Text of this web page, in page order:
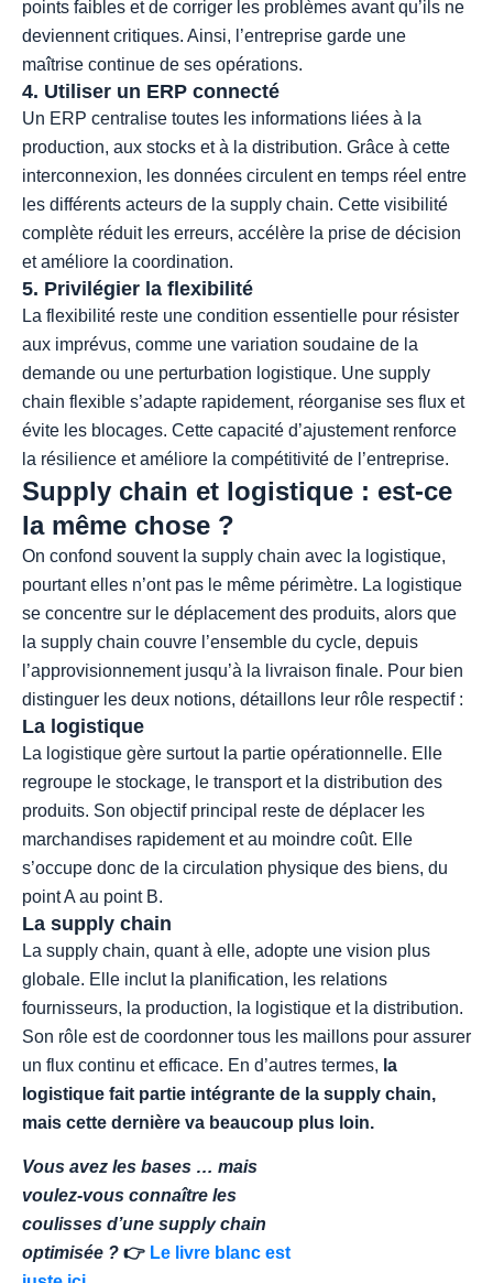
points faibles et de corriger les problèmes avant qu’ils ne
deviennent critiques. Ainsi, l’entreprise garde une
maîtrise continue de ses opérations.
4. Utiliser un ERP connecté
Un ERP centralise toutes les informations liées à la
production, aux stocks et à la distribution. Grâce à cette
interconnexion, les données circulent en temps réel entre
les différents acteurs de la supply chain. Cette visibilité
complète réduit les erreurs, accélère la prise de décision
et améliore la coordination.
5. Privilégier la flexibilité
La flexibilité reste une condition essentielle pour résister
aux imprévus, comme une variation soudaine de la
demande ou une perturbation logistique. Une supply
chain flexible s’adapte rapidement, réorganise ses flux et
évite les blocages. Cette capacité d’ajustement renforce
la résilience et améliore la compétitivité de l’entreprise.
Supply chain et logistique : est-ce
la même chose ?
On confond souvent la supply chain avec la logistique,
pourtant elles n’ont pas le même périmètre. La logistique
se concentre sur le déplacement des produits, alors que
la supply chain couvre l’ensemble du cycle, depuis
l’approvisionnement jusqu’à la livraison finale. Pour bien
distinguer les deux notions, détaillons leur rôle respectif :
La logistique
La logistique gère surtout la partie opérationnelle. Elle
regroupe le stockage, le transport et la distribution des
produits. Son objectif principal reste de déplacer les
marchandises rapidement et au moindre coût. Elle
s’occupe donc de la circulation physique des biens, du
point A au point B.
La supply chain
La supply chain, quant à elle, adopte une vision plus
globale. Elle inclut la planification, les relations
fournisseurs, la production, la logistique et la distribution.
Son rôle est de coordonner tous les maillons pour assurer
un flux continu et efficace. En d’autres termes, la
logistique fait partie intégrante de la supply chain,
mais cette dernière va beaucoup plus loin.
Vous avez les bases … mais
voulez-vous connaître les
coulisses d’une supply chain
optimisée ? 👉 Le livre blanc est